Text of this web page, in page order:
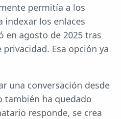
permitía a los
indexar los enlaces
en agosto de 2025 tras
Esa opción ya
una conversación desde
también ha quedado
responde, se crea